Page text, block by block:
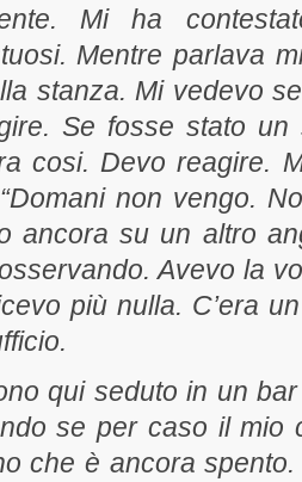
Mi ha
Mentre parlava
stanza. Mi vedevo
Se fosse stato
cosi. Devo reagire.
Domani non vengo.
ancora su un altro
Avevo la
più nulla. C’era
qui seduto in un
se per caso il mio
che è ancora